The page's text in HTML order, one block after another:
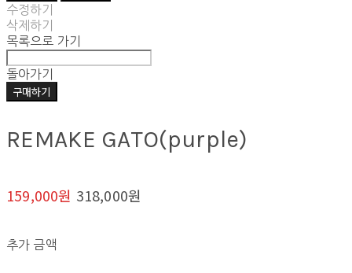
수정하기
삭제하기
목록으로 가기
돌아가기
구매하기
REMAKE GATO(purple)
159,000원 318,000원
추가 금액